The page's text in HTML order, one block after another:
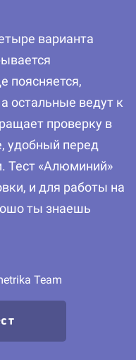
варианта
поясняется,
остальные ведут к
проверку в
удобный перед
Тест «Алюминий»
и для работы на
ты знаешь
Team